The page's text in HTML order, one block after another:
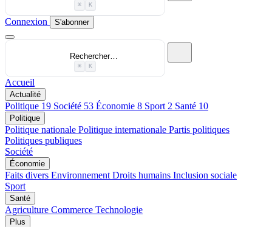
⌘ K
Connexion S'abonner
Rechercher…
⌘ K
Accueil
Actualité
Politique 19 Société 53 Économie 8 Sport 2 Santé 10
Politique
Politique nationale Politique internationale Partis politiques
Politiques publiques
Société
Économie
Faits divers Environnement Droits humains Inclusion sociale
Sport
Santé
Agriculture Commerce Technologie
Plus